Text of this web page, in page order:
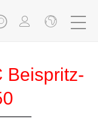
Beispritz-